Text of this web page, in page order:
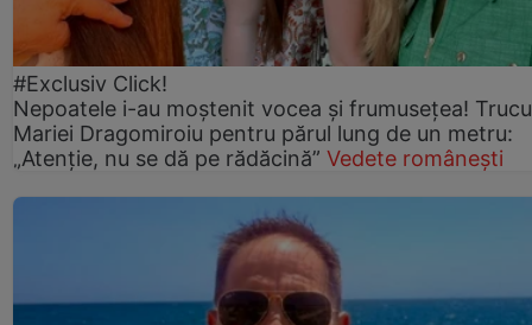
#Exclusiv Click!
Nepoatele i-au moștenit vocea și frumusețea!
Mariei Dragomiroiu pentru părul lung de un metru:
„Atenție, nu se dă pe rădăcină” Vedete românești